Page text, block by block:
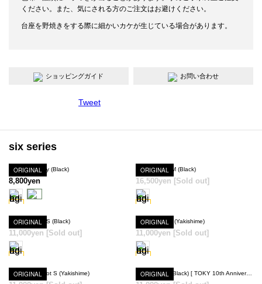
ください。また、気にされる方のご注文はお避けください。
台座を野焼きをする際に細かいカケが生じている場合があります。
ショッピングガイド お問い合わせ
Tweet
six series
ORIGINAL
Six Plants Tray (Black)
8,800yen SOLD OUT
ORIGINAL
Six Bowl Pot M (Black)
16,500yen [Sold out]
SOLD OUT
ORIGINAL
Six Basic Pot S (Black)
11,000yen [Sold out] SOLD OUT
ORIGINAL
Six Rim Pot S (Yakishime)
11,000yen [Sold out]
ORIGINAL
Six Cylinder Pot S (Yakishime) ORIGINAL Six Grail Pot (Black) [ TOKY 10th Anniversary Model ]